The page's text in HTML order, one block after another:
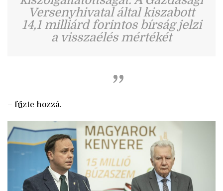
Versenyhivatal által kiszabott
14,1 milliárd forintos bírság jelzi
a visszaélés mértékét
– fűzte hozzá.